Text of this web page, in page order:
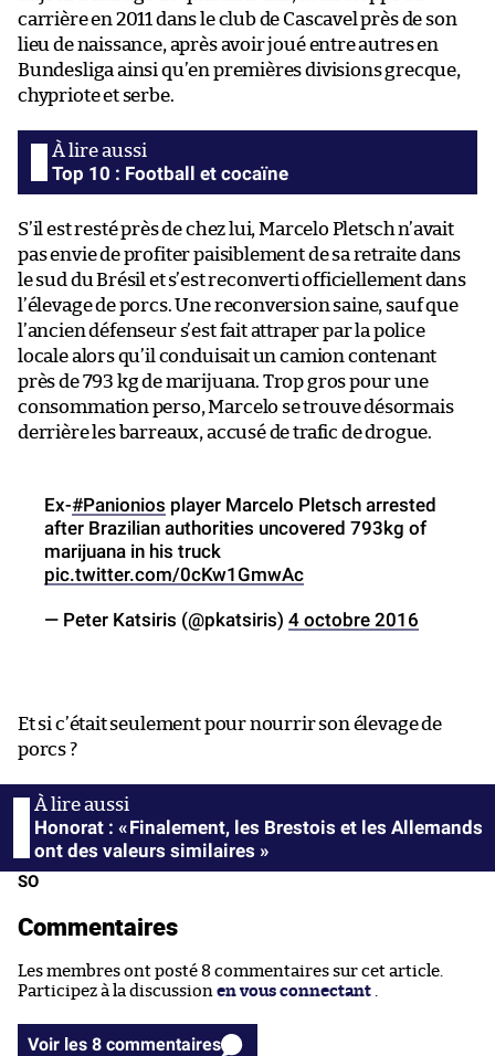
carrière en 2011 dans le club de Cascavel près de son
lieu de naissance, après avoir joué entre autres en
Bundesliga ainsi qu’en premières divisions grecque,
chypriote et serbe.
Top 10 : Football et cocaïne
S’il est resté près de chez lui, Marcelo Pletsch n’avait
pas envie de profiter paisiblement de sa retraite dans
le sud du Brésil et s’est reconverti officiellement dans
l’élevage de porcs. Une reconversion saine, sauf que
l’ancien défenseur s’est fait attraper par la police
locale alors qu’il conduisait un camion contenant
près de 793 kg de marijuana. Trop gros pour une
consommation perso, Marcelo se trouve désormais
derrière les barreaux, accusé de trafic de drogue.
Ex-#Panionios player Marcelo Pletsch arrested
after Brazilian authorities uncovered 793kg of
marijuana in his truck
pic.twitter.com/0cKw1GmwAc
— Peter Katsiris (@pkatsiris) 4 octobre 2016
Et si c’était seulement pour nourrir son élevage de
porcs ?
Honorat : « Finalement, les Brestois et les Allemands
ont des valeurs similaires »
SO
Commentaires
Les membres ont posté 8 commentaires sur cet article.
Participez à la discussion en vous connectant
Voir les 8 commentaires